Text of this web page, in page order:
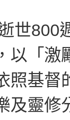
世800
以「激
照基督
及靈修